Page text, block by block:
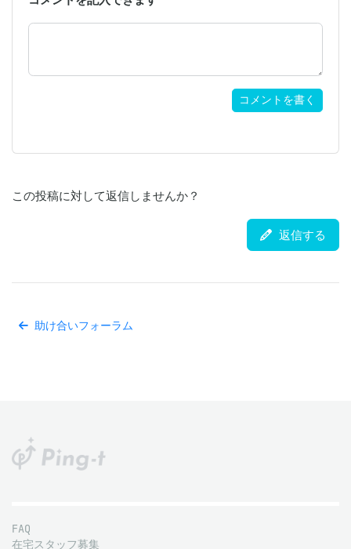
コメントを書く
この投稿に対して返信しませんか？
返信する
助け合いフォーラム
FAQ
在宅スタッフ募集